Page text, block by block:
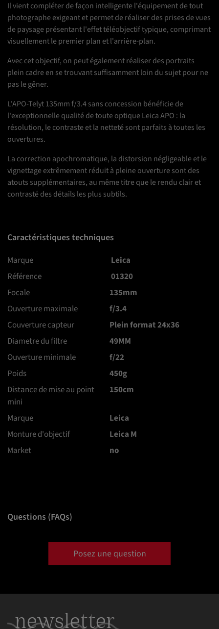
Il vient compléter de façon intelligente l'équipement de tout
photographe exigeant et permet de réaliser des prises de vues
de paysage présentant l'effet téléobjectif typique, comprimant
visuellement le premier plan et l'arrière-plan.
Avec cet objectif, on peut également réaliser des portraits
plein cadre en se trouvant suffisamment loin du sujet pour ne
pas le gêner.
L'APO-Telyt 135mm f/3.4 sans concession bénéficie de
l'exceptionnelle qualité de toute optique Leica APO : la
résolution, le contraste et la netteté sont parfaits à toutes les
ouvertures.
La correction apochromatique, la distorsion négligeable et le
vignettage extrêmement réduit à pleine ouverture sont des
atouts supplémentaires, au même titre que le rendu clair et
contrasté des détails les plus subtils.
Caractéristiques techniques
Marque
Leica
Référence
01320
Focale
135mm
Ouverture maximale
f/3.4
Couverture capteur
Plein format 24x36
Diametre du filtre
49MM
Ouverture minimale
f/22
Poids
450g
Distance de mise au point
mini
150cm
Marque
Leica
Monture d'objectif
Leica M
Market
no
Questions (FAQs)
Posez une question
newsletter